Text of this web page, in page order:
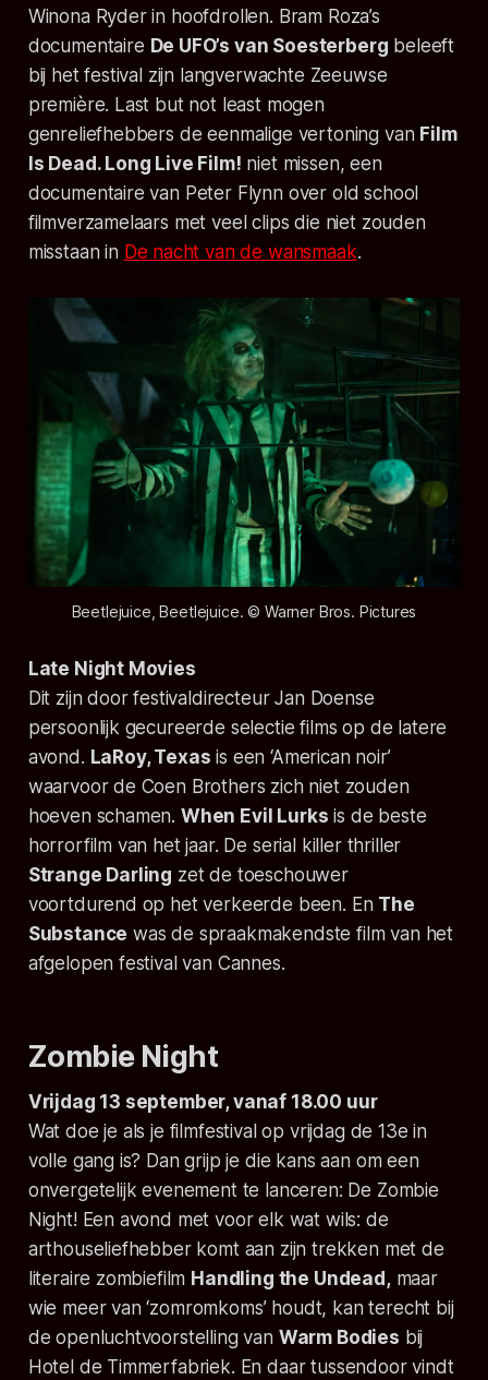
Winona Ryder in hoofdrollen. Bram Roza’s
documentaire De UFO’s van Soesterberg beleeft
bij het festival zijn langverwachte Zeeuwse
première. Last but not least mogen
genreliefhebbers de eenmalige vertoning van Film
Is Dead. Long Live Film! niet missen, een
documentaire van Peter Flynn over old school
filmverzamelaars met veel clips die niet zouden
misstaan in De nacht van de wansmaak.
Beetlejuice, Beetlejuice. © Warner Bros. Pictures
Late Night Movies
Dit zijn door festivaldirecteur Jan Doense
persoonlijk gecureerde selectie films op de latere
avond. LaRoy, Texas is een ‘American noir’
waarvoor de Coen Brothers zich niet zouden
hoeven schamen. When Evil Lurks is de beste
horrorfilm van het jaar. De serial killer thriller
Strange Darling zet de toeschouwer
voortdurend op het verkeerde been. En The
Substance was de spraakmakendste film van het
afgelopen festival van Cannes.
Zombie Night
Vrijdag 13 september, vanaf 18.00 uur
Wat doe je als je filmfestival op vrijdag de 13e in
volle gang is? Dan grijp je die kans aan om een
onvergetelijk evenement te lanceren: De Zombie
Night! Een avond met voor elk wat wils: de
arthouseliefhebber komt aan zijn trekken met de
literaire zombiefilm Handling the Undead ,maar
wie meer van ‘zomromkoms’ houdt, kan terecht bij
de openluchtvoorstelling van Warm Bodies bij
Hotel de Timmerfabriek. En daar tussendoor vindt